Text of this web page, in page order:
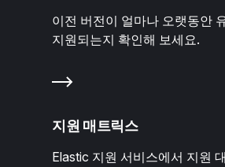
이전 버전이 얼마나 오랫동안
지원되는지 확인해 보세요.
지원 매트릭스
Elastic 지원 서비스에서 지원